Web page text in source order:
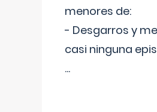
menores de:
- Desgarros y
casi ninguna
...